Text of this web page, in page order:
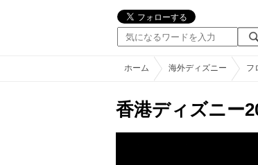
ホーム 海外ディズニー フ
香港ディズニー